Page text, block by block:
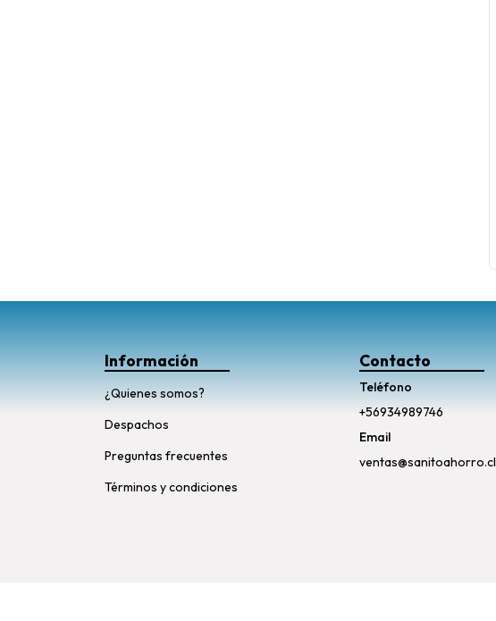
Información
¿Quienes somos?
Despachos
Preguntas frecuentes
Términos y condiciones
Contacto
Teléfono
+56934989746
Email
ventas@sanitoahorro.cl